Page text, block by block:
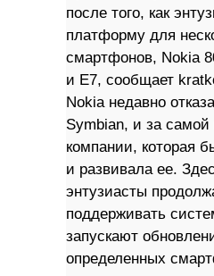
после того, как
платформу для
смартфонов, Nokia
и E7, сообщает
Nokia недавно
Symbian, и за
компании, которая
и развивала ее.
энтузиасты
поддерживать
запускают
определенных